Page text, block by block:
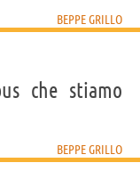
BEPPE GRILLO
che stiamo
BEPPE GRILLO